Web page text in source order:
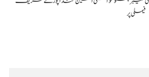
فیملی پر